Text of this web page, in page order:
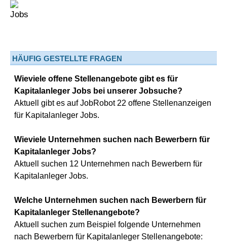
HÄUFIG GESTELLTE FRAGEN
Wieviele offene Stellenangebote gibt es für
Kapitalanleger Jobs bei unserer Jobsuche?
Aktuell gibt es auf JobRobot 22 offene Stellenanzeigen
für Kapitalanleger Jobs.
Wieviele Unternehmen suchen nach Bewerbern für
Kapitalanleger Jobs?
Aktuell suchen 12 Unternehmen nach Bewerbern für
Kapitalanleger Jobs.
Welche Unternehmen suchen nach Bewerbern für
Kapitalanleger Stellenangebote?
Aktuell suchen zum Beispiel folgende Unternehmen
nach Bewerbern für Kapitalanleger Stellenangebote: